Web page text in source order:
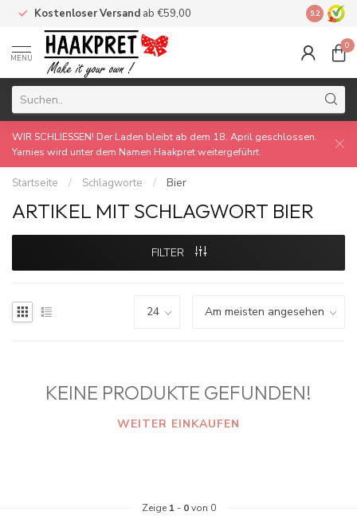
Kostenloser Versand ab €59,00 Made by
9.2
MENU
0
WIR SCHLIESSEN! Der Laden bleibt ab dem 18. April geschlossen.
Yarnies wird unter dem Namen Haakpret weitergeführt.
Startseite / Schlagworte / Bier
ARTIKEL MIT SCHLAGWORT BIER
FILTER
KEINE PRODUKTE GEFUNDEN!
WEITER EINKAUFEN
Zeige 1 - 0von 0